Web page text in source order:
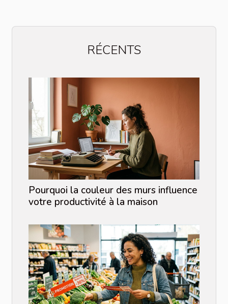
RÉCENTS
Pourquoi la couleur des murs influence
votre productivité à la maison